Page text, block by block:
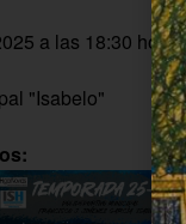
a las 18:30 horas
"Isabelo"